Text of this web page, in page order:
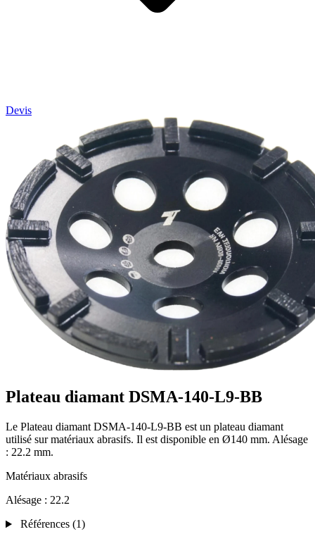
Devis
Plateau diamant DSMA-140-L9-BB
Le Plateau diamant DSMA-140-L9-BB est un plateau diamant
utilisé sur matériaux abrasifs. Il est disponible en Ø140 mm. Alésage
: 22.2 mm.
Matériaux abrasifs
Alésage : 22.2
Références (1)